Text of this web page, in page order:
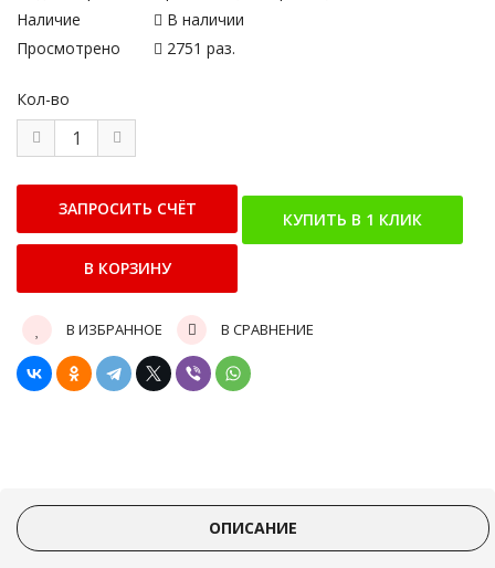
Наличие
В наличии
Просмотрено
2751 раз.
Кол-во
В ИЗБРАННОЕ В СРАВНЕНИЕ
ОПИСАНИЕ